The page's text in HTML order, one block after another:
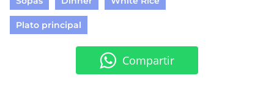
Plato principal
Compartir